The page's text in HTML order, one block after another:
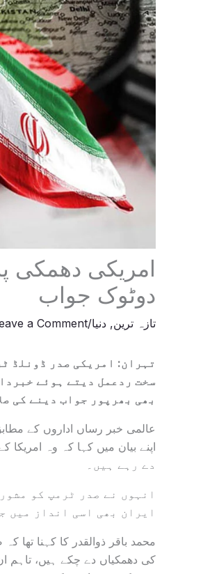
امریکی دھمکی
دوٹوک جواب
تازہ ترین, دنیا/
a Comment
تہران: امریکی صدر ڈونلڈ
سخت ردعمل دیتے ہوئے
بھی بھرپور جواب دینے کی
عالمی خبر رساں اداروں کے
دے رہے ہیں۔
انہوں نے صدر ٹرمپ کو
ایران بھی اسی انداز میں
محمد باقر ذوالقدر کا کہنا
کی دھمکیاں دے چکے ہیں، تاہم